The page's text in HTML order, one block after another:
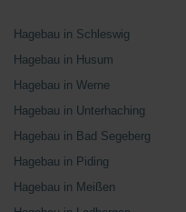
Hagebau in Schleswig
Hagebau in Husum
Hagebau in Werne
Hagebau in Unterhaching
Hagebau in Bad Segeberg
Hagebau in Piding
Hagebau in Meißen